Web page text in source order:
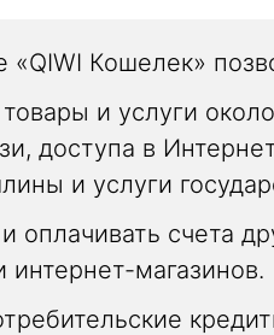
Кошелек»
и услуги
доступа в
и услуги
оплачивать счета
интернет-магазинов.